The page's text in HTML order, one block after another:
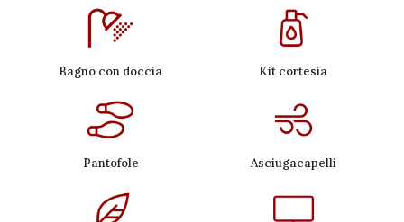
Bagno con doccia Kit cortesia
Pantofole Asciugacapelli